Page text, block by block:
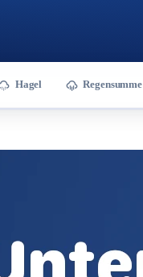
Hagel Regensumme